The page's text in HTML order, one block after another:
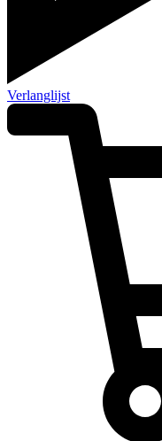
Verlanglijst